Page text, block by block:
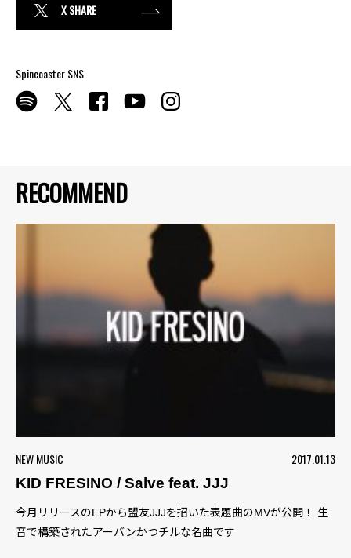
RECOMMEND
NEW MUSIC
2017.01.13
KID FRESINO / Salve feat. JJJ
今月リリースのEPから盟友JJJを招いた表題曲のMVが公開！ 生
音で構築されたアーバンかつチルな名曲です
X SHARE
Spincoaster SNS